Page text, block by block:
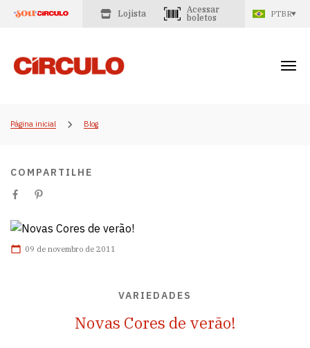
Lojista
Acessar
boletos
PTBR
Página inicial Blog
COMPARTILHE
09 de novembro de 2011
VARIEDADES
Novas Cores de verão!